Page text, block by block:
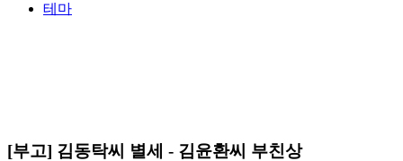
테마
[부고] 김동탁씨 별세 - 김윤환씨 부친상